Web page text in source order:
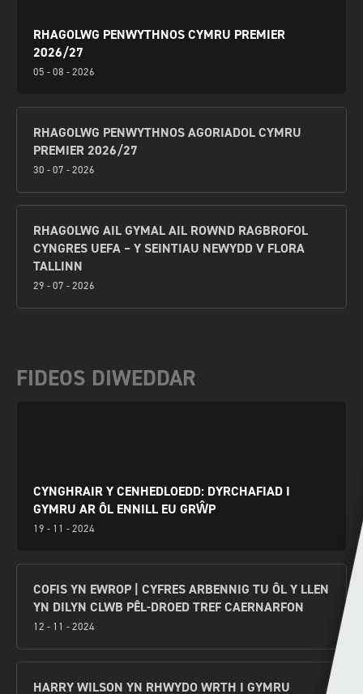
RHAGOLWG PENWYTHNOS CYMRU PREMIER
2026/27
05 - 08 - 2026
RHAGOLWG PENWYTHNOS AGORIADOL CYMRU
PREMIER 2026/27
30 - 07 - 2026
RHAGOLWG AIL GYMAL AIL ROWND RAGBROFOL
CYNGRES UEFA – Y SEINTIAU NEWYDD V FLORA
TALLINN
29 - 07 - 2026
FIDEOS DIWEDDAR
CYNGHRAIR Y CENHEDLOEDD: DYRCHAFIAD I
GYMRU AR ÔL ENNILL EU GRŴP
19 - 11 - 2024
COFIS YN EWROP | CYFRES ARBENNIG TU ÔL Y LLEN
YN DILYN CLWB PÊL-DROED TREF CAERNARFON
12 - 11 - 2024
HARRY WILSON YN RHWYDO WRTH I GYMRU